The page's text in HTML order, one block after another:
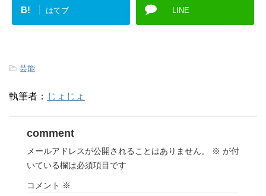
B! はてブ LINE
-芸能
執筆者： じょじょ
comment
メールアドレスが公開されることはありません。 ※ が付
いている欄は必須項目です
コメント ※